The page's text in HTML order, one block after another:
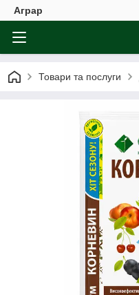
Аграр
Товари та послуги